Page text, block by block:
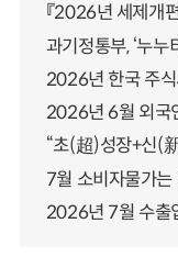
『2026년 세제개
과기정통부, ‘누누
2026년 한국 주
2026년 6월 외국
“초(超)성장+신(
7월 소비자물가
2026년 7월 수출